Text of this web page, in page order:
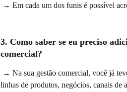
→ Em cada um dos funis é possível
3. Como saber se eu preciso
comercial?
linhas de produtos, negócios, canais de